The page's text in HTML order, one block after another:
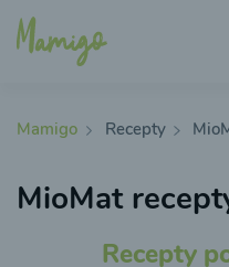
Mamigo Recepty
MioMat
Recepty